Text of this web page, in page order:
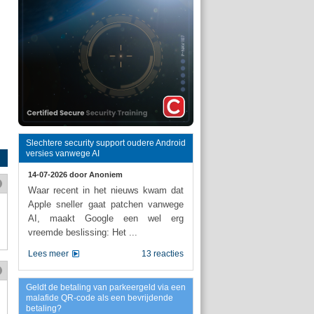
Slechtere security support oudere Android
versies vanwege AI
14-07-2026 door Anoniem
Waar recent in het nieuws kwam dat
Apple sneller gaat patchen vanwege
AI, maakt Google een wel erg
vreemde beslissing: Het ...
13 reacties
Lees meer
Geldt de betaling van parkeergeld via een
malafide QR-code als een bevrijdende
betaling?